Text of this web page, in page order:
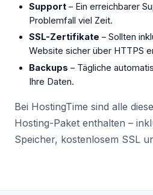
Support – Ein erreichbarer
Problemfall viel Zeit.
SSL-Zertifikate – Sollten
Website sicher über HTTPS
Backups – Tägliche
Ihre Daten.
Bei HostingTime sind alle
Hosting-Paket enthalten –
Speicher, kostenlosem SSL